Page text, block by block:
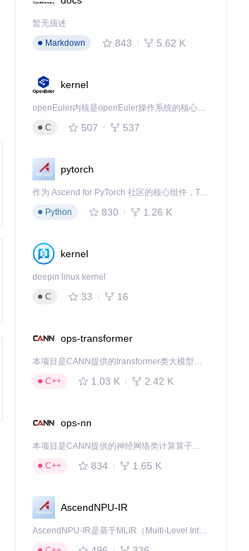
暂无描述
Markdown
843 5.62 K
kernel
openEuler内核是openEuler操作系统的核心，既是系统性能与稳定性的基石，也是连接处理器、设备与服务的桥梁。
C
507 537
pytorch
作为 Ascend for PyTorch 社区的核心组件，TorchNPU 是昇腾专为 PyTorch 打造的深度学习适配插件，使 PyTorch 框架能够直接调用昇腾 NPU，为开发者提供昇腾 AI 处理器的超强算力。
Python
830 1.26 K
kernel
deepin linux kernel
C
33 16
ops-transformer
本项目是CANN提供的transformer类大模型算子库，实现网络在NPU上加速计算。
C++
1.03 K 2.42 K
ops-nn
本项目是CANN提供的神经网络类计算算子库，实现网络在NPU上加速计算。
C++
834 1.65 K
AscendNPU-IR
AscendNPU-IR是基于MLIR（Multi-Level Intermediate Representation）构建的，面向昇腾亲和算子编译时使用的中间表示，提供昇腾完备表达能力，通过编译优化提升昇腾AI处理器计算效率，支持通过生态框架使能昇腾AI处理器与深度调优